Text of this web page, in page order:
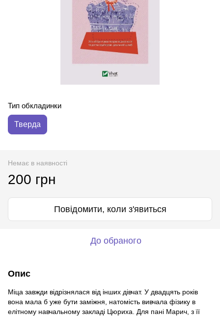
Тип обкладинки
Тверда
Немає в наявності
200 грн
Повідомити, коли з'явиться
До обраного
Опис
Міца завжди відрізнялася від інших дівчат. У двадцять років
вона мала б уже бути заміжня, натомість вивчала фізику в
елітному навчальному закладі Цюриха. Для пані Марич, з її